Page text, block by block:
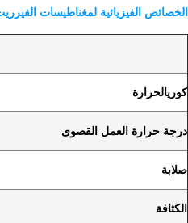
الخصائص الفيزيائية لمغناطيسات
كوريالحرارة
درجة حرارة العمل القصوى
صلابة
الكثافة